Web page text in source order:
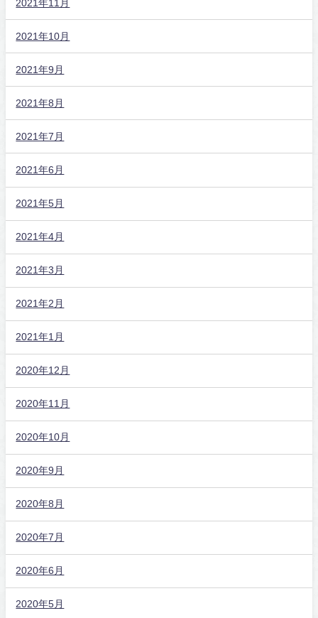
2021年11月
2021年10月
2021年9月
2021年8月
2021年7月
2021年6月
2021年5月
2021年4月
2021年3月
2021年2月
2021年1月
2020年12月
2020年11月
2020年10月
2020年9月
2020年8月
2020年7月
2020年6月
2020年5月